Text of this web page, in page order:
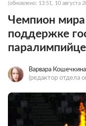
(обновлено: 13:51, 10 августа
Чемпион мира
поддержке
Варвара Кошечкина
(редактор отдела